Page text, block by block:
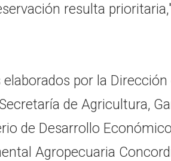
resulta
por la Dirección
de Agricultura,
de Desarrollo
Agropecuaria